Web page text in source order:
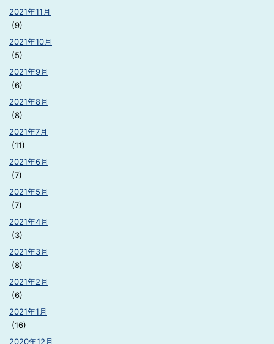
2021年11月
(9)
2021年10月
(5)
2021年9月
(6)
2021年8月
(8)
2021年7月
(11)
2021年6月
(7)
2021年5月
(7)
2021年4月
(3)
2021年3月
(8)
2021年2月
(6)
2021年1月
(16)
2020年12月